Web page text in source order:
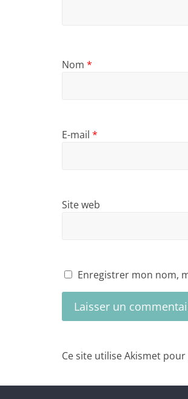
Nom *
E-mail *
Site web
Enregistrer mon nom,
Ce site utilise Akismet